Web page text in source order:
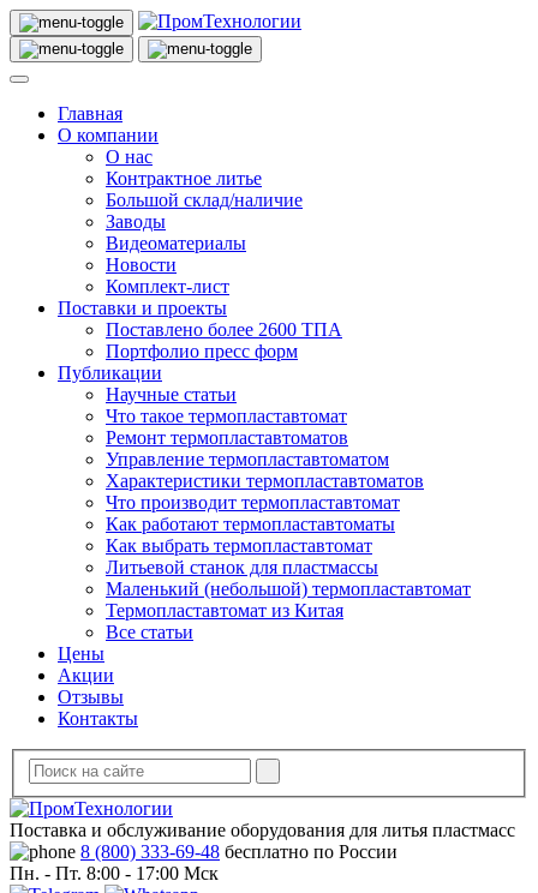
Главная
О компании
О нас
Контрактное литье
Большой склад/наличие
Заводы
Видеоматериалы
Новости
Комплект-лист
Поставки и проекты
Поставлено более 2600 ТПА
Портфолио пресс форм
Публикации
Научные статьи
Что такое термопластавтомат
Ремонт термопластавтоматов
Управление термопластавтоматом
Характеристики термопластавтоматов
Что производит термопластавтомат
Как работают термопластавтоматы
Как выбрать термопластавтомат
Литьевой станок для пластмассы
Маленький (небольшой) термопластавтомат
Термопластавтомат из Китая
Все статьи
Цены
Акции
Отзывы
Контакты
Поставка и обслуживание оборудования для литья пластмасс
8 (800) 333-69-48 бесплатно по России
Пн. - Пт. 8:00 - 17:00 Мск